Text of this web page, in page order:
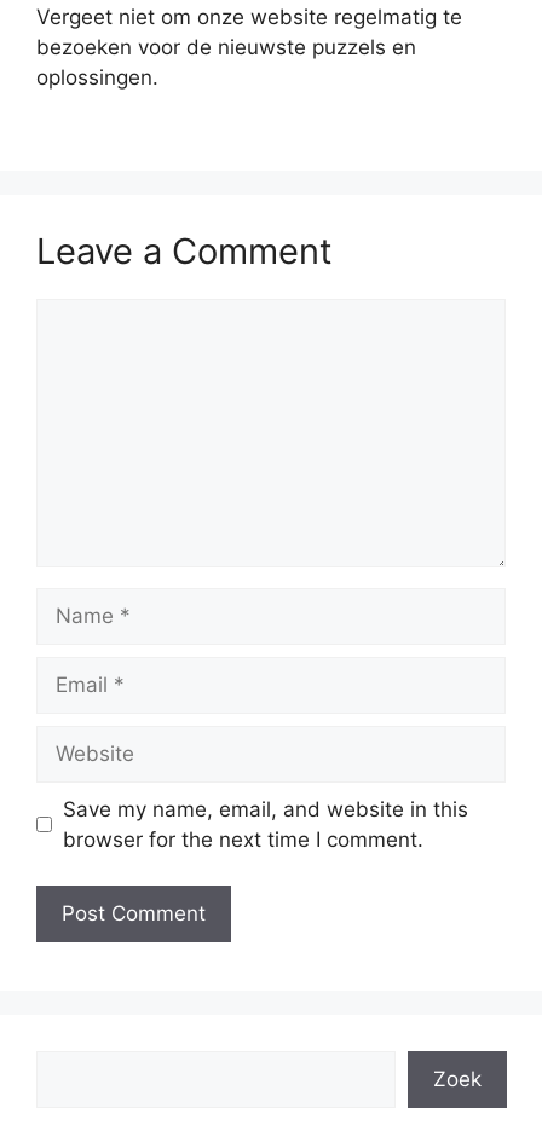
Vergeet niet om onze website regelmatig te
bezoeken voor de nieuwste puzzels en
oplossingen.
Leave a Comment
Save my name, email, and website in this
browser for the next time I comment.
Zoek